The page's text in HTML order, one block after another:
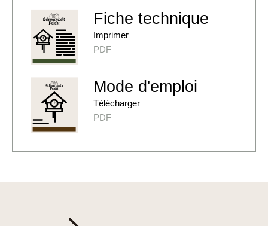
Fiche technique
Imprimer
PDF
Mode d'emploi
Télécharger
PDF